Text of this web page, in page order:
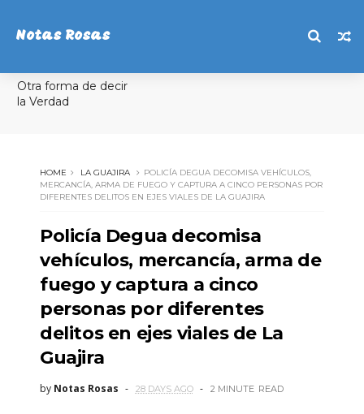
Notas Rosas
Otra forma de decir
la Verdad
HOME LA GUAJIRA
POLICÍA DEGUA DECOMISA VEHÍCULOS,
MERCANCÍA, ARMA DE FUEGO Y CAPTURA A CINCO PERSONAS POR
DIFERENTES DELITOS EN EJES VIALES DE LA GUAJIRA
Policía Degua decomisa
vehículos, mercancía, arma de
fuego y captura a cinco
personas por diferentes
delitos en ejes viales de La
Guajira
by Notas Rosas 28 DAYS AGO 2 MINUTE READ